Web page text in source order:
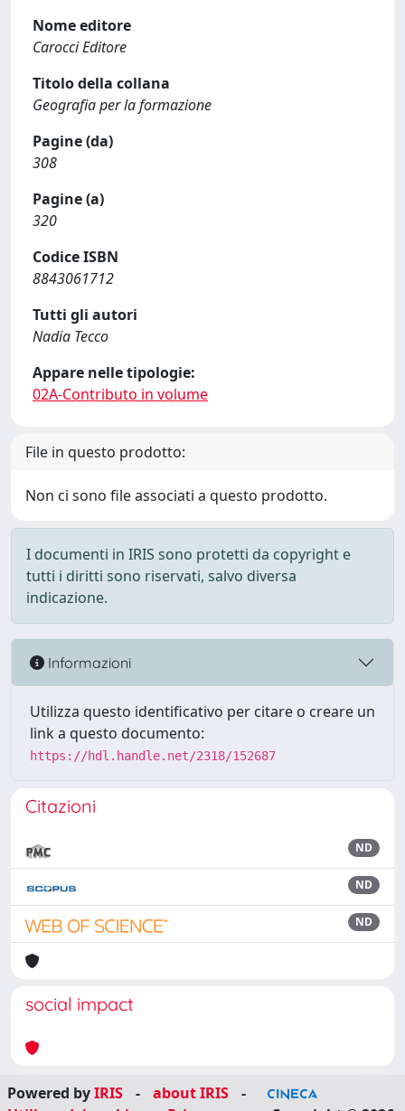
Nome editore
Carocci Editore
Titolo della collana
Geografia per la formazione
Pagine (da)
308
Pagine (a)
320
Codice ISBN
8843061712
Tutti gli autori
Nadia Tecco
Appare nelle tipologie:
02A-Contributo in volume
File in questo prodotto:
Non ci sono file associati a questo prodotto.
I documenti in IRIS sono protetti da copyright e
tutti i diritti sono riservati, salvo diversa
indicazione.
Informazioni
Utilizza questo identificativo per citare o creare un
link a questo documento:
https://hdl.handle.net/2318/152687
Citazioni
ND
ND
ND
social impact
Powered byIRIS - about IRIS
-